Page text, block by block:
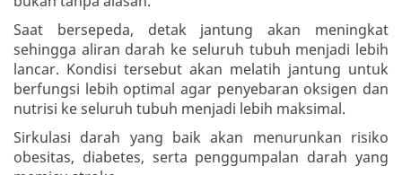
Saat bersepeda, detak jantung akan meningkat
sehingga aliran darah ke seluruh tubuh menjadi lebih
lancar. Kondisi tersebut akan melatih jantung untuk
berfungsi lebih optimal agar penyebaran oksigen dan
nutrisi ke seluruh tubuh menjadi lebih maksimal.
Sirkulasi darah yang baik akan menurunkan risiko
obesitas, diabetes, serta penggumpalan darah yang